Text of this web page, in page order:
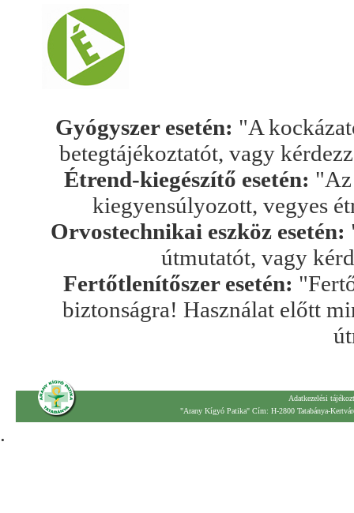
Gyógyszer esetén: "A
betegtájékoztatót, vagy
Étrend-kiegészítő esetén: "Az
kiegyensúlyozott, vegyes
Orvostechnikai eszköz esetén:
útmutatót, vagy
Fertőtlenítőszer esetén:
biztonságra! Használat előtt
Adatkezelési
"Arany Kígyó Patika" Cím: H-2800 Tatabánya-
.